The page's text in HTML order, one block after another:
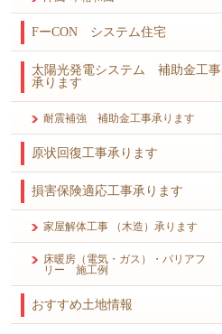
FーCON システム住宅
太陽光発電システム 補助金工事
承ります
耐震補強 補助金工事承ります
原状回復工事承ります
損害保険適応工事承ります
家屋解体工事 （木造）承ります
床暖房（電気・ガス）・バリアフ
リー 施工例
おすすめ土地情報